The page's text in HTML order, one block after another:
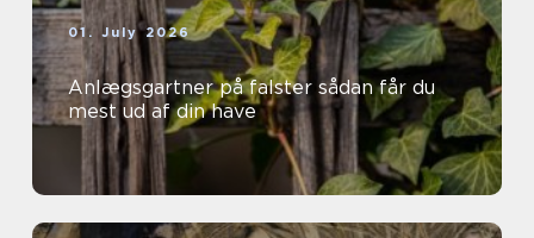
01. July 2026
Anlægsgartner på falster sådan får du
mest ud af din have